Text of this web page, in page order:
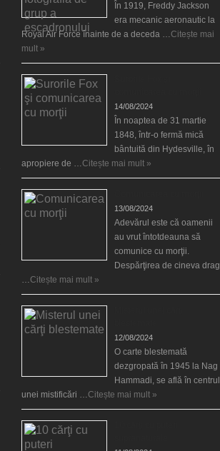
În 1919, Freddy Jackson
era mecanic aeronautic la
Royal Air Force înainte de a deceda …Citește mai
mult »
14/08/2024
În noaptea de 31 martie
1848, într-o fermă mică
bântuită din Hydesville, în
apropiere de …Citește mai mult »
13/08/2024
Adevărul este că oamenii
au vrut întotdeauna să
comunice cu morţii.
Despărţirea de cineva drag
…Citește mai mult »
12/08/2024
O carte blestemată
dezgropată în 1945 la Nag
Hammadi, se află în centrul
unei mistificări …Citește mai mult »